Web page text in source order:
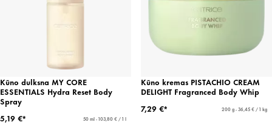
Kūno dulksna MY CORE
ESSENTIALS Hydra Reset Body
Spray
5,19 €*
50 ml - 103,80 € / 1 l
Kūno kremas PISTACHIO CREAM
DELIGHT Fragranced Body Whip
7,29 €*
200 g - 36,45 € / 1 kg